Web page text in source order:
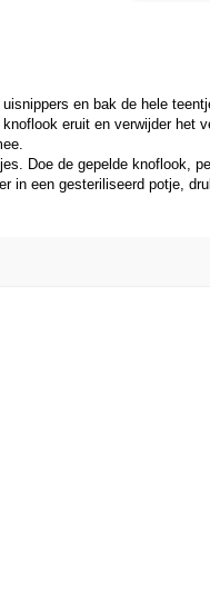
en bak de hele
eruit en verwijder het
Doe de gepelde knoflook,
in een gesteriliseerd potje,